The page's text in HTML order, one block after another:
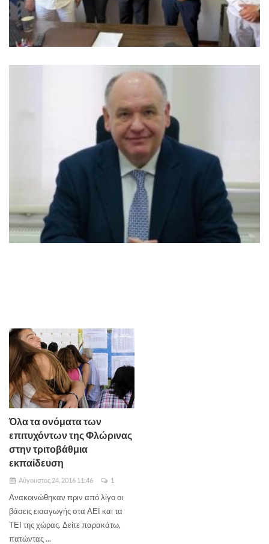
Όλα τα ονόματα των
επιτυχόντων της Φλώρινας
στην τριτοβάθμια
εκπαίδευση
Αύγουστος 24, 2016 11:46 1
Ανακοινώθηκαν πριν από λίγο οι
βάσεις εισαγωγής στα ΑΕΙ και τα
ΤΕΙ της χώρας. Δείτε παρακάτω,
πατώντας ...